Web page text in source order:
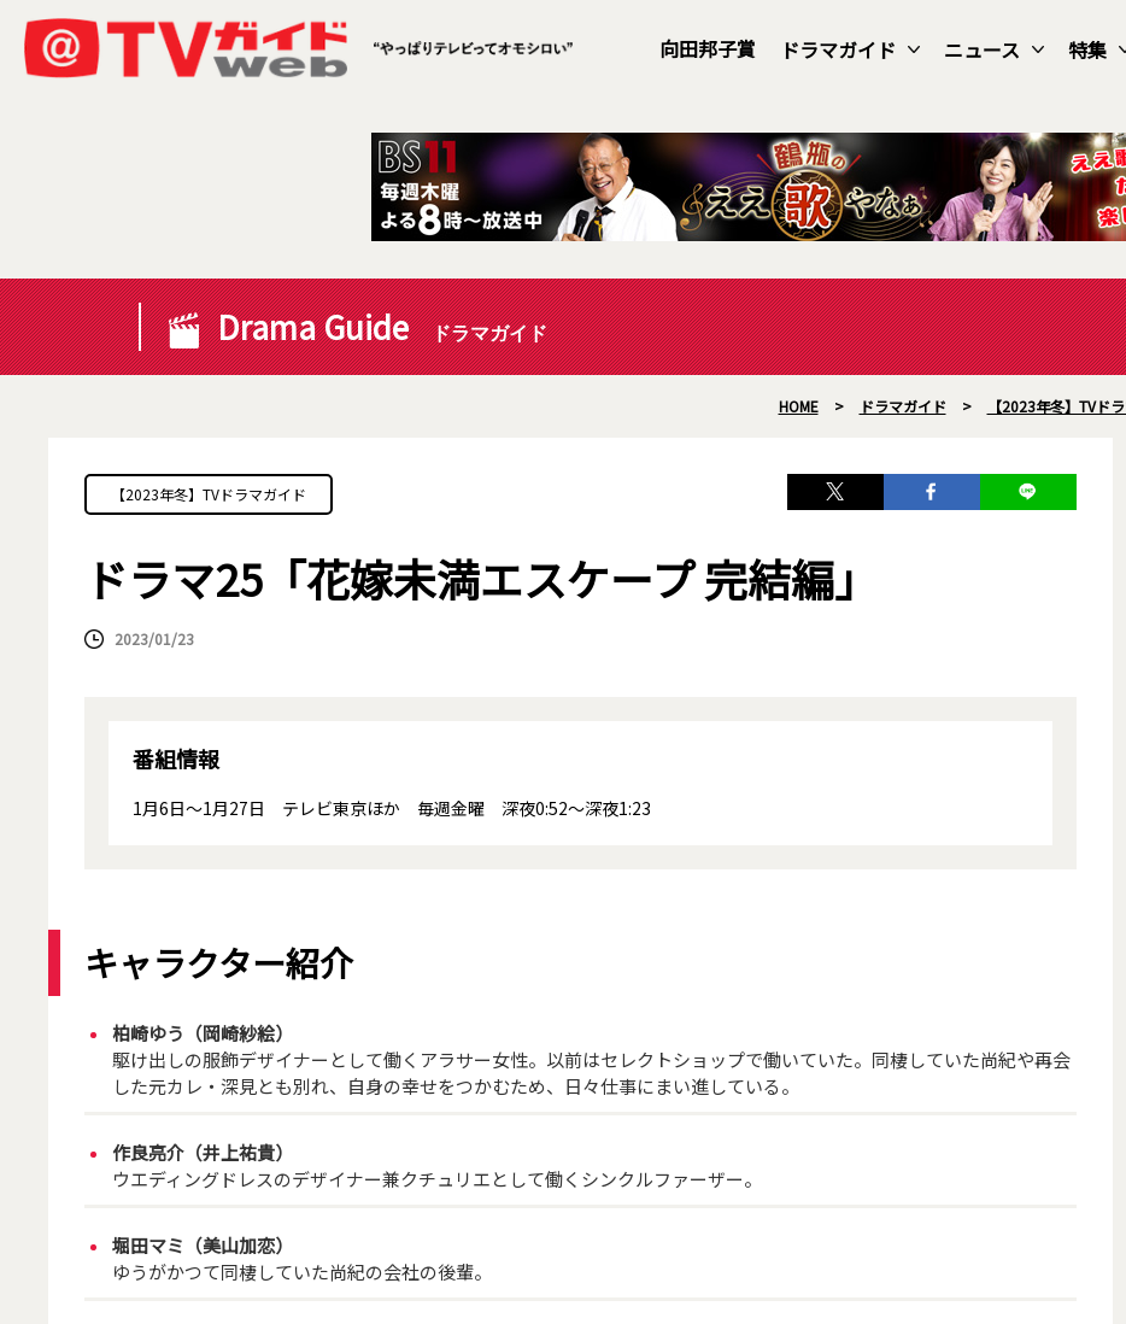
向田邦子賞 ドラマガイド ニュース 特集
Drama Guide ドラマガイド
HOME > ドラマガイド > 【2023年冬】TVド
【2023年冬】TVドラマガイド
ドラマ25「花嫁未満エスケープ 完結編」
2023/01/23
番組情報
1月6日～1月27日 テレビ東京ほか 毎週金曜 深夜0:52～深夜1:23
キャラクター紹介
柏崎ゆう（岡崎紗絵）
駆け出しの服飾デザイナーとして働くアラサー女性。以前はセレクトショップで働いていた。同棲していた尚紀や再会
した元カレ・深見とも別れ、自身の幸せをつかむため、日々仕事にまい進している。
作良亮介（井上祐貴）
ウエディングドレスのデザイナー兼クチュリエとして働くシンクルファーザー。
堀田マミ（美山加恋）
ゆうがかつて同棲していた尚紀の会社の後輩。